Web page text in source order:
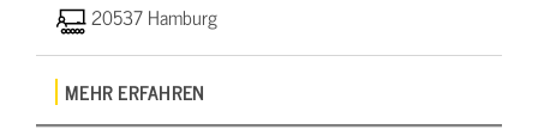
20537 Hamburg
MEHR ERFAHREN